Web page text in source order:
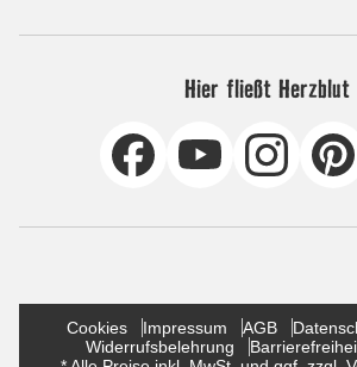
Hier fließt Herzblut
Cookies Impressum AGB
Widerrufsbelehrung